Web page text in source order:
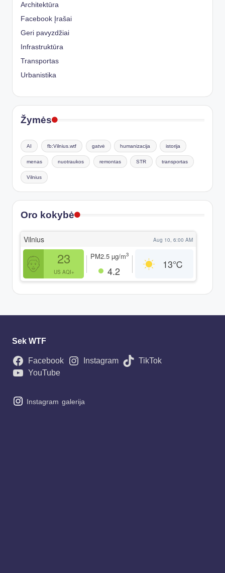
Architektūra
Facebook Įrašai
Geri pavyzdžiai
Infrastruktūra
Transportas
Urbanistika
Žymės
AI fb:Vilnius.wtf gatvė humanizacija istorija
menas nuotraukos remontas STR transportas
Vilnius
Oro kokybė
Vilnius Aug 10, 6:00 AM
23
US AQI+
PM2.5 µg/m3
4.2
13℃
Sek WTF
Facebook Instagram
TikTok
YouTube
Instagram galerija